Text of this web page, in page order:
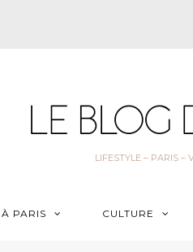
LIFESTYLE – PARIS –
PARIS CULTURE